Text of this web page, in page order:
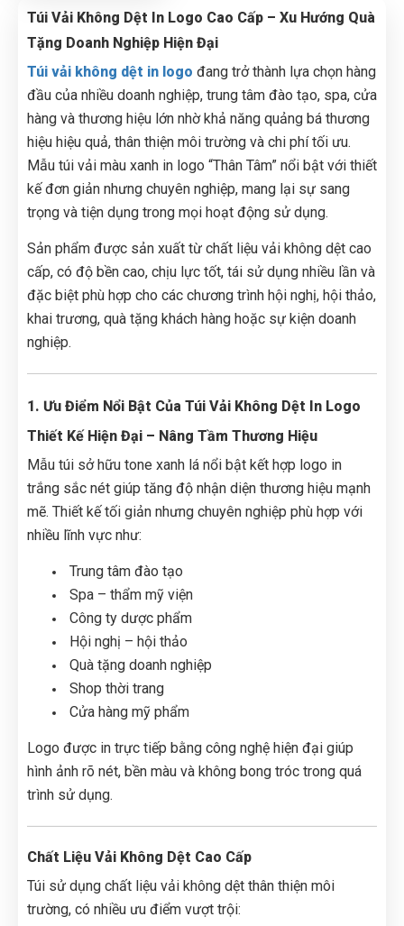
Túi Vải Không Dệt In Logo Cao Cấp – Xu Hướng Quà
Tặng Doanh Nghiệp Hiện Đại
Túi vải không dệt in logo đang trở thành lựa chọn hàng
đầu của nhiều doanh nghiệp, trung tâm đào tạo, spa, cửa
hàng và thương hiệu lớn nhờ khả năng quảng bá thương
hiệu hiệu quả, thân thiện môi trường và chi phí tối ưu.
Mẫu túi vải màu xanh in logo “Thân Tâm” nổi bật với thiết
kế đơn giản nhưng chuyên nghiệp, mang lại sự sang
trọng và tiện dụng trong mọi hoạt động sử dụng.
Sản phẩm được sản xuất từ chất liệu vải không dệt cao
cấp, có độ bền cao, chịu lực tốt, tái sử dụng nhiều lần và
đặc biệt phù hợp cho các chương trình hội nghị, hội thảo,
khai trương, quà tặng khách hàng hoặc sự kiện doanh
nghiệp.
1. Ưu Điểm Nổi Bật Của Túi Vải Không Dệt In Logo
Thiết Kế Hiện Đại – Nâng Tầm Thương Hiệu
Mẫu túi sở hữu tone xanh lá nổi bật kết hợp logo in
trắng sắc nét giúp tăng độ nhận diện thương hiệu mạnh
mẽ. Thiết kế tối giản nhưng chuyên nghiệp phù hợp với
nhiều lĩnh vực như:
Trung tâm đào tạo
Spa – thẩm mỹ viện
Công ty dược phẩm
Hội nghị – hội thảo
Quà tặng doanh nghiệp
Shop thời trang
Cửa hàng mỹ phẩm
Logo được in trực tiếp bằng công nghệ hiện đại giúp
hình ảnh rõ nét, bền màu và không bong tróc trong quá
trình sử dụng.
Chất Liệu Vải Không Dệt Cao Cấp
Túi sử dụng chất liệu vải không dệt thân thiện môi
trường, có nhiều ưu điểm vượt trội: